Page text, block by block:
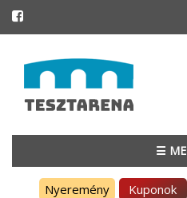
to
content
☰
Nyeremény Kuponok